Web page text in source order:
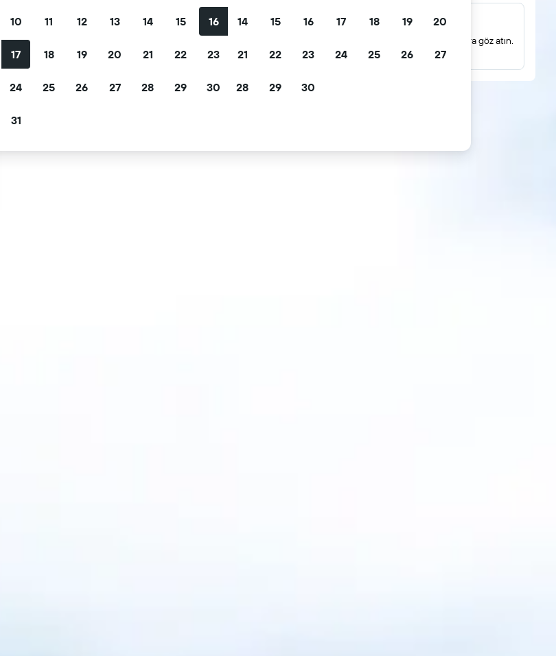
Fırsatlarınızı filtreleyin
Ücretsiz iptal, ücretsiz kahvaltı ve daha fazlasına göre
filtreleyin.
Milyonlarca yorum
Gerçek konuk yorumlarına dayanan puanlamalara göz atın.
10 11 12 13 14 15 16
17 18 19 20 21 22 23
24 25 26 27 28 29 30
31
14 15 16 17 18 19 20
21 22 23 24 25 26 27
28 29 30